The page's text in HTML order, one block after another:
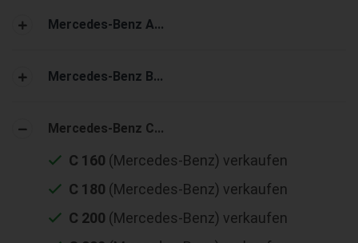
Mercedes-Benz A...
Mercedes-Benz B...
Mercedes-Benz C...
C 160 (Mercedes-Benz) verkaufen
C 180 (Mercedes-Benz) verkaufen
C 200 (Mercedes-Benz) verkaufen